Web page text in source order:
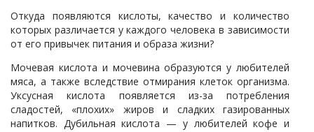
Откуда появляются кислоты, качество и количество
которых различается у каждого человека в зависимости
от его привычек питания и образа жизни?
Мочевая кислота и мочевина образуются у любителей
мяса, а также вследствие отмирания клеток организма.
Уксусная кислота появляется из-за потребления
сладостей, «плохих» жиров и сладких газированных
напитков. Дубильная кислота — у любителей кофе и